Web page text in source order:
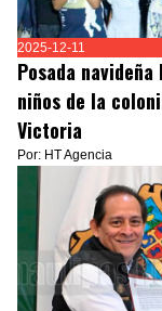
2025-12-11
Posada
niños de la
Victoria
Por: HT Agencia